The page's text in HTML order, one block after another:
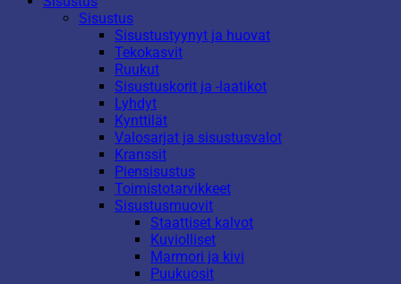
Sisustus
Sisustustyynyt ja huovat
Tekokasvit
Ruukut
Sisustuskorit ja -laatikot
Lyhdyt
Kynttilät
Valosarjat ja sisustusvalot
Kranssit
Piensisustus
Toimistotarvikkeet
Sisustusmuovit
Staattiset kalvot
Kuviolliset
Marmori ja kivi
Puukuosit